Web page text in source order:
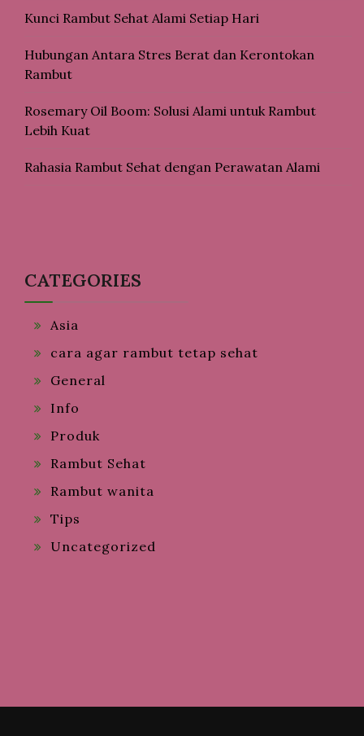
Kunci Rambut Sehat Alami Setiap Hari
Hubungan Antara Stres Berat dan Kerontokan
Rambut
Rosemary Oil Boom: Solusi Alami untuk Rambut
Lebih Kuat
Rahasia Rambut Sehat dengan Perawatan Alami
CATEGORIES
Asia
cara agar rambut tetap sehat
General
Info
Produk
Rambut Sehat
Rambut wanita
Tips
Uncategorized